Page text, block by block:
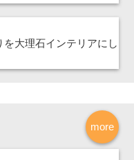
大理石インテリアにし
more